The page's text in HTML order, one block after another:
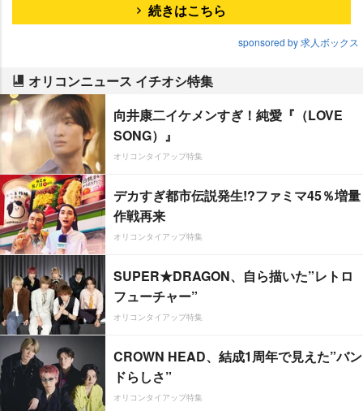
続きはこちら
sponsored by 求人ボックス
オリコンニュース イチオシ特集
向井康二イケメンすぎ！純愛『（LOVE
SONG）』
オリコンタイアップ特集
デカすぎ都市伝説発生!?ファミマ45％増量
作戦再来
オリコンタイアップ特集
SUPER★DRAGON、自ら描いた”レトロ
フューチャー”
オリコンタイアップ特集
CROWN HEAD、結成1周年で見えた”バン
ドらしさ”
オリコンタイアップ特集